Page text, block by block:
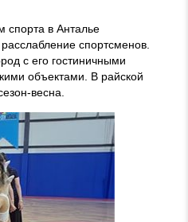
в Анталье
спортсменов.
с его гостиничными
объектами. В райской
весна.